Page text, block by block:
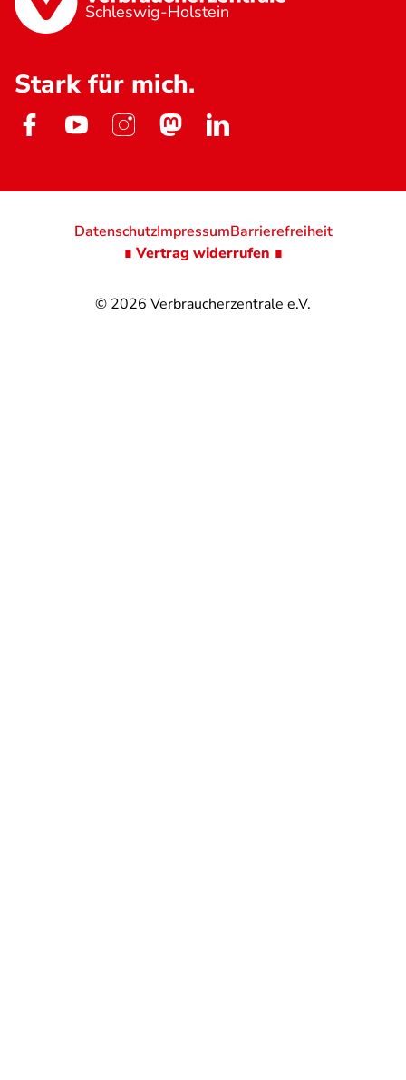
Schleswig-Holstein
Stark für mich.
© 2026 Verbraucherzentrale e.V.
DatenschutzImpressumBarrierefreiheit
∎ Vertrag widerrufen ∎